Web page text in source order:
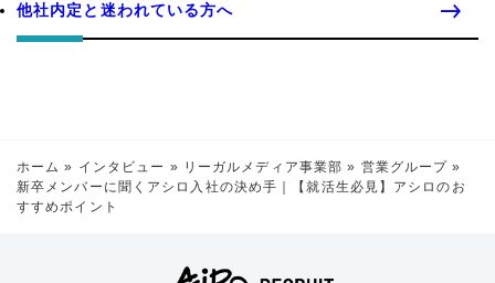
他社内定と迷われている方へ
ホーム » インタビュー » リーガルメディア事業部 » 営業グループ »
新卒メンバーに聞くアシロ入社の決め手｜【就活生必見】アシロのお
すすめポイント